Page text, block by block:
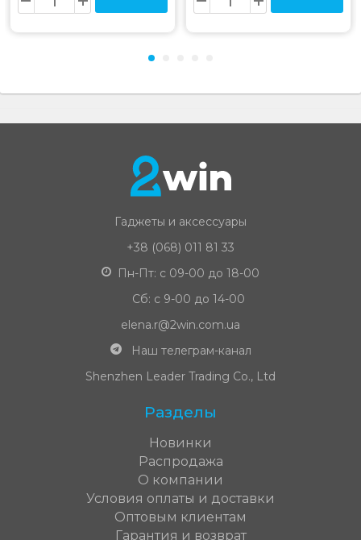
Гаджеты и аксессуары
+38 (068) 011 81 33
Пн-Пт: с 09-00 до 18-00
Сб: с 9-00 до 14-00
elena.r@2win.com.ua
Наш телеграм-канал
Shenzhen Leader Trading Co., Ltd
Разделы
Новинки
Распродажа
О компании
Условия оплаты и доставки
Оптовым клиентам
Гарантия и возврат